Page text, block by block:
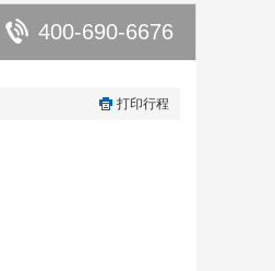
400-690-6676
打印行程